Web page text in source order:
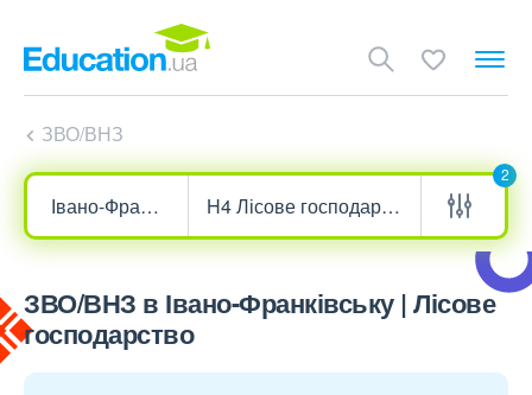
ЗВО/ВНЗ
2
ЗВО/ВНЗ в Івано-Франківську | Лісове
господарство